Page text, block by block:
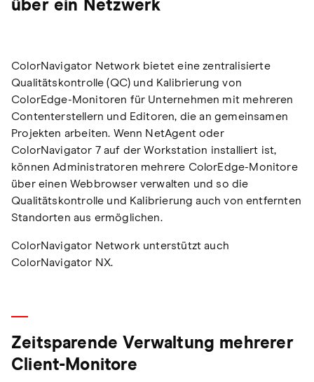
über ein Netzwerk
ColorNavigator Network bietet eine zentralisierte
Qualitätskontrolle (QC) und Kalibrierung von
ColorEdge-Monitoren für Unternehmen mit mehreren
Contenterstellern und Editoren, die an gemeinsamen
Projekten arbeiten. Wenn NetAgent oder
ColorNavigator 7 auf der Workstation installiert ist,
können Administratoren mehrere ColorEdge-Monitore
über einen Webbrowser verwalten und so die
Qualitätskontrolle und Kalibrierung auch von entfernten
Standorten aus ermöglichen.
ColorNavigator Network unterstützt auch
ColorNavigator NX.
Zeitsparende Verwaltung mehrerer
Client-Monitore